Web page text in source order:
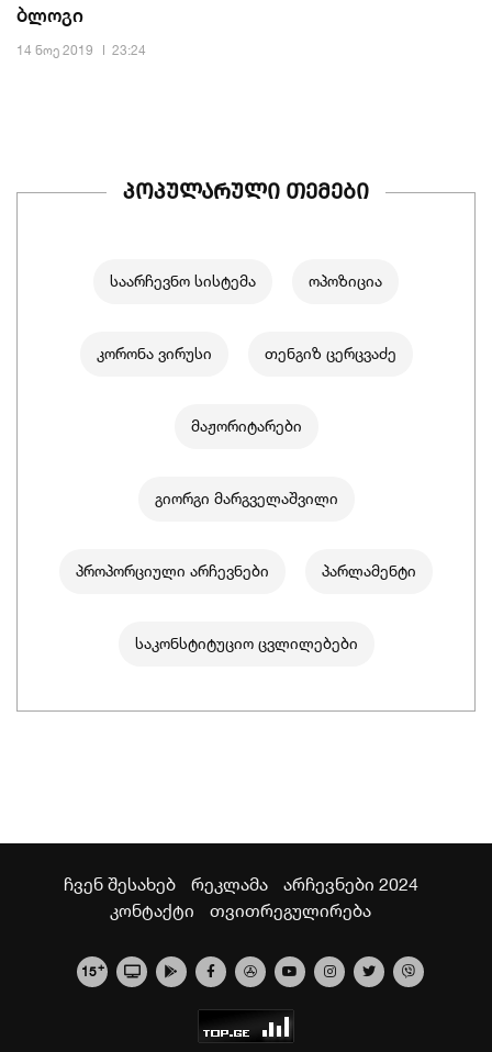
ბლოგი
14 ნოე 2019 23:24
პოპულარული თემები
საარჩევნო სისტემა ოპოზიცია
კორონა ვირუსი თენგიზ ცერცვაძე
მაჟორიტარები
გიორგი მარგველაშვილი
პროპორციული არჩევნები პარლამენტი
საკონსტიტუციო ცვლილებები
ჩვენ შესახებ რეკლამა
არჩევნები 2024
კონტაქტი
თვითრეგულირება
15+